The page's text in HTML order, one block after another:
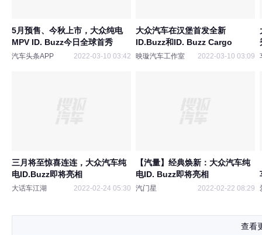
5月预售、今秋上市，大众纯电
MPV ID. Buzz今日全球首秀
汽车头条APP 2022-03-10 03:42
大众汽车在汉堡首发全新
ID.Buzz和ID. Buzz Cargo
映璇汽车工作室 2022-03-10 03:09
三月将至惊喜连连，大众汽车纯
电ID.Buzz即将亮相
大话车江湖 2022-02-24 05:30
【汽量】经典焕新：大众汽车纯
电ID. Buzz即将亮相
汽门星 2022-02-22 08:29
查看